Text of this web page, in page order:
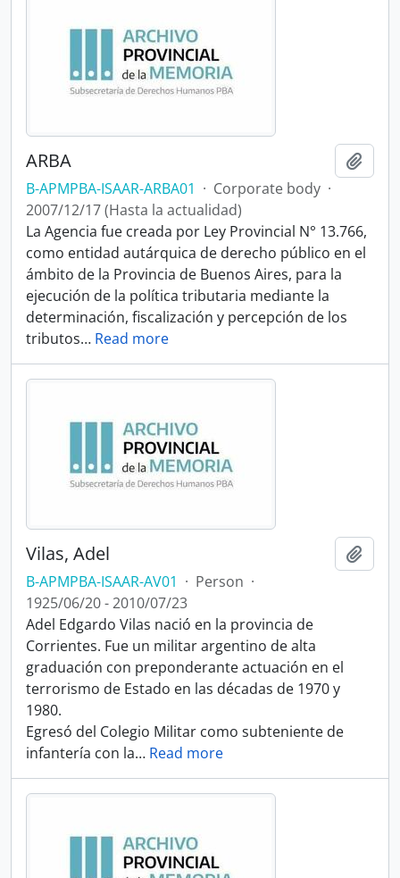
ARBA
B-APMPBA-ISAAR-ARBA01 · Corporate body ·
2007/12/17 (Hasta la actualidad)
La Agencia fue creada por Ley Provincial N° 13.766,
como entidad autárquica de derecho público en el
ámbito de la Provincia de Buenos Aires, para la
ejecución de la política tributaria mediante la
determinación, fiscalización y percepción de los
tributos… Read more
Vilas, Adel
B-APMPBA-ISAAR-AV01 · Person ·
1925/06/20 - 2010/07/23
Adel Edgardo Vilas nació en la provincia de
Corrientes. Fue un militar argentino de alta
graduación con preponderante actuación en el
terrorismo de Estado en las décadas de 1970 y
1980.
Egresó del Colegio Militar como subteniente de
infantería con la… Read more